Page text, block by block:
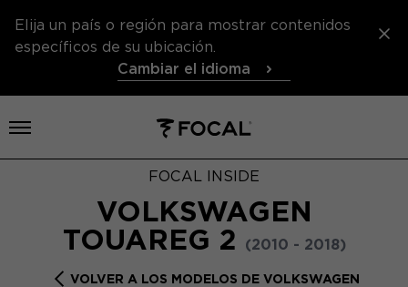
Elija un país o región para mostrar contenidos
específicos de su ubicación.
Cambiar el idioma
Abrir el menú
FOCAL INSIDE
VOLKSWAGEN
TOUAREG 2
(2010 - 2018)
VOLVER A LOS MODELOS DE VOLKSWAGEN